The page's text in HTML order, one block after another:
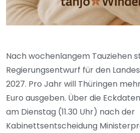
Nach wochenlangem Tauziehen
Regierungsentwurf für den
2027. Pro Jahr will Thüringen
Euro ausgeben. Über die
am Dienstag (11.30 Uhr) nach der
Kabinettsentscheidung